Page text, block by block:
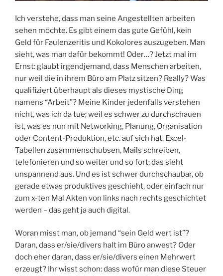
Ich verstehe, dass man seine Angestellten arbeiten
sehen möchte. Es gibt einem das gute Gefühl, kein
Geld für Faulenzeritis und Kokolores auszugeben. Man
sieht, was man dafür bekommt! Oder…? Jetzt mal im
Ernst: glaubt irgendjemand, dass Menschen arbeiten,
nur weil die in ihrem Büro am Platz sitzen? Really? Was
qualifiziert überhaupt als dieses mystische Ding
namens “Arbeit”? Meine Kinder jedenfalls verstehen
nicht, was ich da tue; weil es schwer zu durchschauen
ist, was es nun mit Networking, Planung, Organisation
oder Content-Produktion, etc. auf sich hat. Excel-
Tabellen zusammenschubsen, Mails schreiben,
telefonieren und so weiter und so fort; das sieht
unspannend aus. Und es ist schwer durchschaubar, ob
gerade etwas produktives geschieht, oder einfach nur
zum x-ten Mal Akten von links nach rechts geschichtet
werden – das geht ja auch digital.
Woran misst man, ob jemand “sein Geld wert ist”?
Daran, dass er/sie/divers halt im Büro anwest? Oder
doch eher daran, dass er/sie/divers einen Mehrwert
erzeugt? Ihr wisst schon: dass wofür man diese Steuer